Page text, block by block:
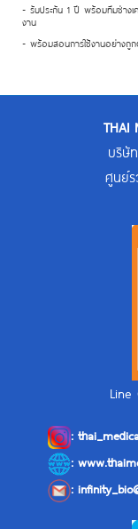
- รับประกัน 1 ปี พร้อมทีมช่างเ
งาน
- พร้อมสอนการใช้งานอย่างถูก
THAI
บริษั
ศูนย์รว
Line
:
:
: